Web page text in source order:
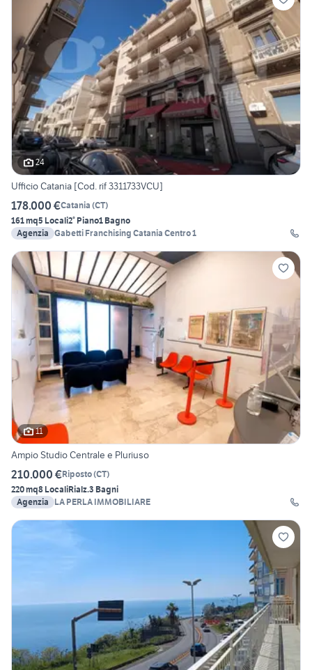
24
Ufficio Catania [Cod. rif 3311733VCU]
178.000 €Catania (CT)
161 mq5 Locali2° Piano1 Bagno
Agenzia Gabetti Franchising Catania Centro 1
11
Ampio Studio Centrale e Pluriuso
210.000 €Riposto(CT)
220 mq8 LocaliRialz.3 Bagni
Agenzia
LA PERLA IMMOBILIARE